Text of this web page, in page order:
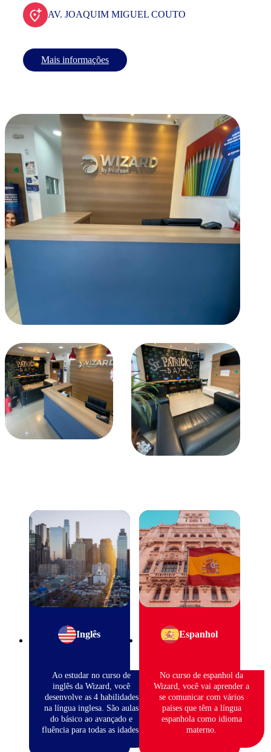
AV. JOAQUIM MIGUEL COUTO
Mais informações
Inglês
Ao estudar no curso de
inglês da Wizard, você
desenvolve as 4 habilidades
na língua inglesa. São aulas
do básico ao avançado e
fluência para todas as idades.
Espanhol
No curso de espanhol da
Wizard, você vai aprender a
se comunicar com vários
países que têm a língua
espanhola como idioma
materno.